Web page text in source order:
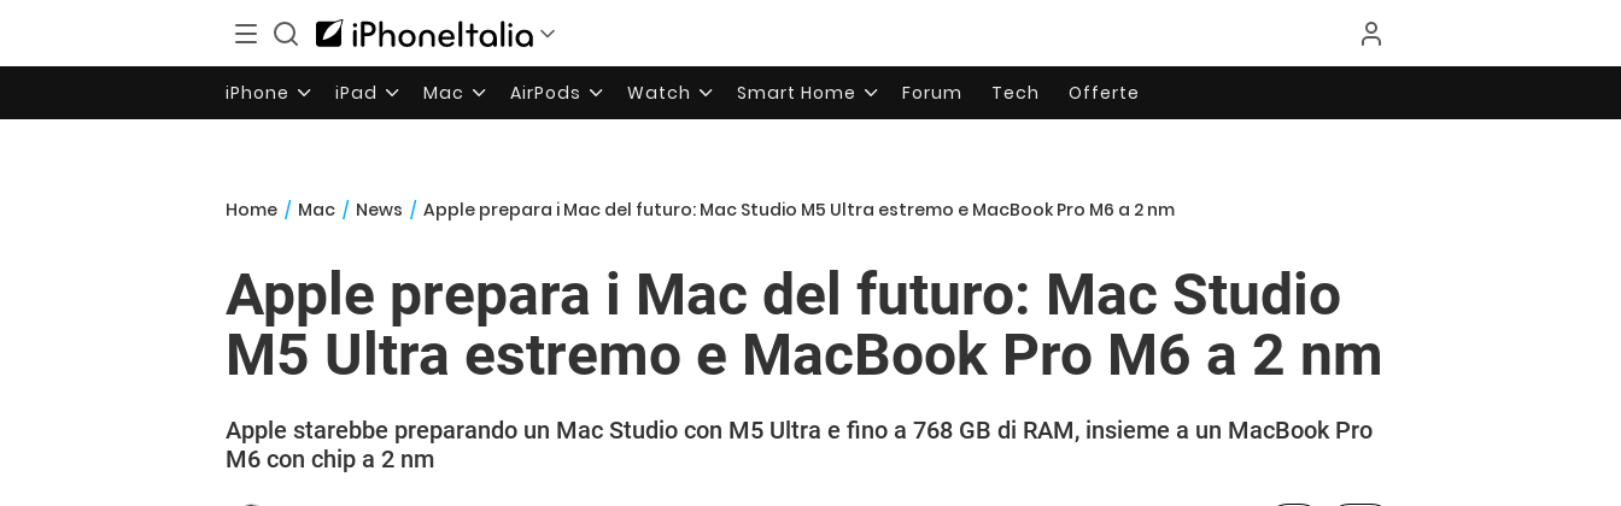
iPhone iPad Mac AirPods Watch Smart Home Forum Tech Offerte
Home / Mac / News / Apple prepara i Mac del futuro: Mac Studio M5 Ultra estremo e MacBook Pro M6 a 2 nm
Apple prepara i Mac del futuro: Mac Studio
M5 Ultra estremo e MacBook Pro M6 a 2 nm
Apple starebbe preparando un Mac Studio con M5 Ultra e fino a 768 GB di RAM, insieme a un MacBook Pro
M6 con chip a 2 nm